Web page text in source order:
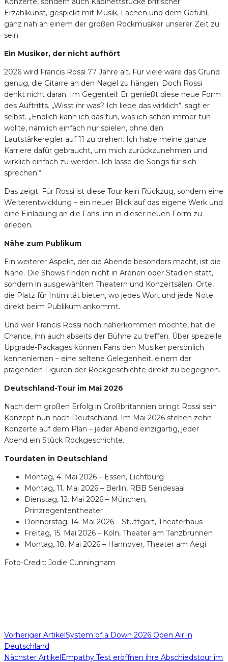
Erzählkunst, gespickt mit Musik, Lachen und dem Gefühl,
ganz nah an einem der großen Rockmusiker unserer Zeit zu
sein.
Ein Musiker, der nicht aufhört
2026 wird Francis Rossi 77 Jahre alt. Für viele wäre das Grund
genug, die Gitarre an den Nagel zu hängen. Doch Rossi
denkt nicht daran. Im Gegenteil: Er genießt diese neue Form
des Auftritts. „Wisst ihr was? Ich liebe das wirklich“, sagt er
selbst. „Endlich kann ich das tun, was ich schon immer tun
wollte, nämlich einfach nur spielen, ohne den
Lautstärkeregler auf 11 zu drehen. Ich habe meine ganze
Karriere dafür gebraucht, um mich zurückzunehmen und
wirklich einfach zu werden. Ich lasse die Songs für sich
sprechen.“
Das zeigt: Für Rossi ist diese Tour kein Rückzug, sondern eine
Weiterentwicklung – ein neuer Blick auf das eigene Werk und
eine Einladung an die Fans, ihn in dieser neuen Form zu
erleben.
Nähe zum Publikum
Ein weiterer Aspekt, der die Abende besonders macht, ist die
Nähe. Die Shows finden nicht in Arenen oder Stadien statt,
sondern in ausgewählten Theatern und Konzertsälen. Orte,
die Platz für Intimität bieten, wo jedes Wort und jede Note
direkt beim Publikum ankommt.
Und wer Francis Rossi noch näherkommen möchte, hat die
Chance, ihn auch abseits der Bühne zu treffen. Über spezielle
Upgrade-Packages können Fans den Musiker persönlich
kennenlernen – eine seltene Gelegenheit, einem der
prägenden Figuren der Rockgeschichte direkt zu begegnen.
Deutschland-Tour im Mai 2026
Nach dem großen Erfolg in Großbritannien bringt Rossi sein
Konzept nun nach Deutschland. Im Mai 2026 stehen zehn
Konzerte auf dem Plan – jeder Abend einzigartig, jeder
Abend ein Stück Rockgeschichte.
Tourdaten in Deutschland
Montag, 4. Mai 2026 – Essen, Lichtburg
Montag, 11. Mai 2026 – Berlin, RBB Sendesaal
Dienstag, 12. Mai 2026 – München,
Prinzregententheater
Donnerstag, 14. Mai 2026 – Stuttgart, Theaterhaus
Freitag, 15. Mai 2026 – Köln, Theater am Tanzbrunnen
Montag, 18. Mai 2026 – Hannover, Theater am Aegi
Foto-Credit: Jodie Cunningham
Vorheriger ArtikelSystem of a Down 2026 Open Air in
Deutschland
Nächster ArtikelEmpathy Test eröffnen ihre Abschiedstour im